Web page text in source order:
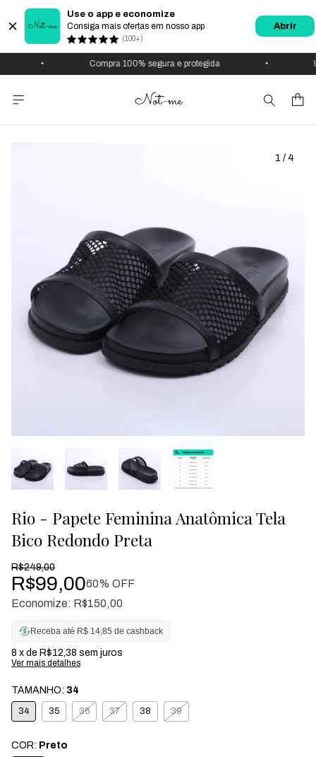
Use o app e economize
Consiga mais ofertas em nosso app
(100+)
Abrir
Compra 100% segura e protegida
1 / 4
Rio - Papete Feminina Anatômica Tela
Bico Redondo Preta
R$249,00
R$99,0060% OFF
Economize: R$150,00
Receba até R$ 14,85 de cashback
8 x de R$12,38 sem juros
Ver mais detalhes
TAMANHO: 34
34 35 36 37 38 39
COR: Preto